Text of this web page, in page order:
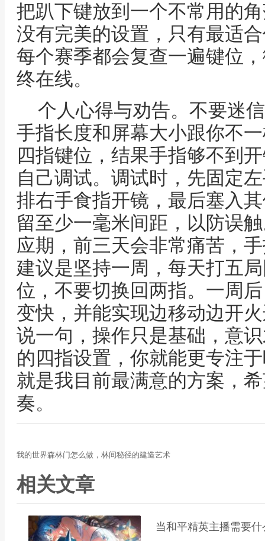
把趴下键放到一个不常用的
没有完美的设置，只有最适
每个赛季都会复查一遍键位
终在线。
个人心得与劝告。不要迷
手指长度和屏幕大小跟你不
四指键位，结果手指够不到
自己调试。调试时，先固定
排右手食指开镜，最后塞入
留至少一毫米间距，以防误
应期，前三天会非常痛苦，
建议是坚持一周，每天打五
位，不要切换回两指。一周
变快，并能实现边移动边开
说一句，操作只是基础，意
的四指设置，你就能更专注
就是我目前最满意的方案，
奏。
我的世界森林门怎么做，林间秘径的建造艺术
相关文章
当和平精英主播需要